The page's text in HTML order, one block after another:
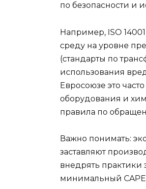
по безопасности и
Например, ISO
среду на уровне
(стандарты по
использования
Евросоюзе это
оборудования и
правила по
Важно понимать:
заставляют
внедрять
минимальный